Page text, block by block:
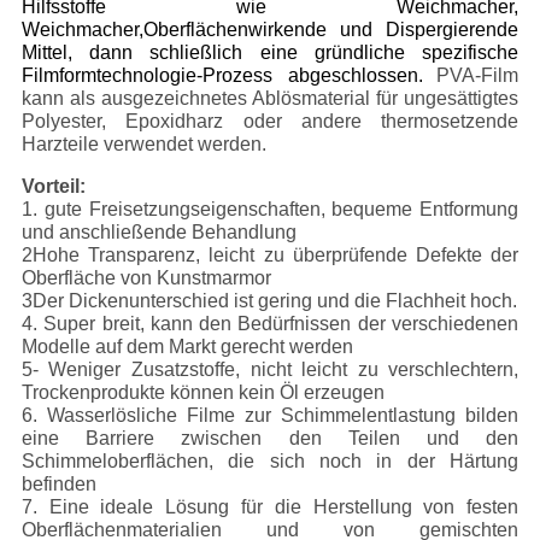
Hilfsstoffe wie Weichmacher,
Weichmacher,Oberflächenwirkende und Dispergierende
Mittel, dann schließlich eine gründliche spezifische
Filmformtechnologie-Prozess abgeschlossen.
PVA-Film
kann als ausgezeichnetes Ablösmaterial für ungesättigtes
Polyester, Epoxidharz oder andere thermosetzende
Harzteile verwendet werden.
Vorteil:
1. gute Freisetzungseigenschaften, bequeme Entformung
und anschließende Behandlung
2Hohe Transparenz, leicht zu überprüfende Defekte der
Oberfläche von Kunstmarmor
3Der Dickenunterschied ist gering und die Flachheit hoch.
4. Super breit, kann den Bedürfnissen der verschiedenen
Modelle auf dem Markt gerecht werden
5- Weniger Zusatzstoffe, nicht leicht zu verschlechtern,
Trockenprodukte können kein Öl erzeugen
6. Wasserlösliche Filme zur Schimmelentlastung bilden
eine Barriere zwischen den Teilen und den
Schimmeloberflächen, die sich noch in der Härtung
befinden
7. Eine ideale Lösung für die Herstellung von festen
Oberflächenmaterialien und von gemischten